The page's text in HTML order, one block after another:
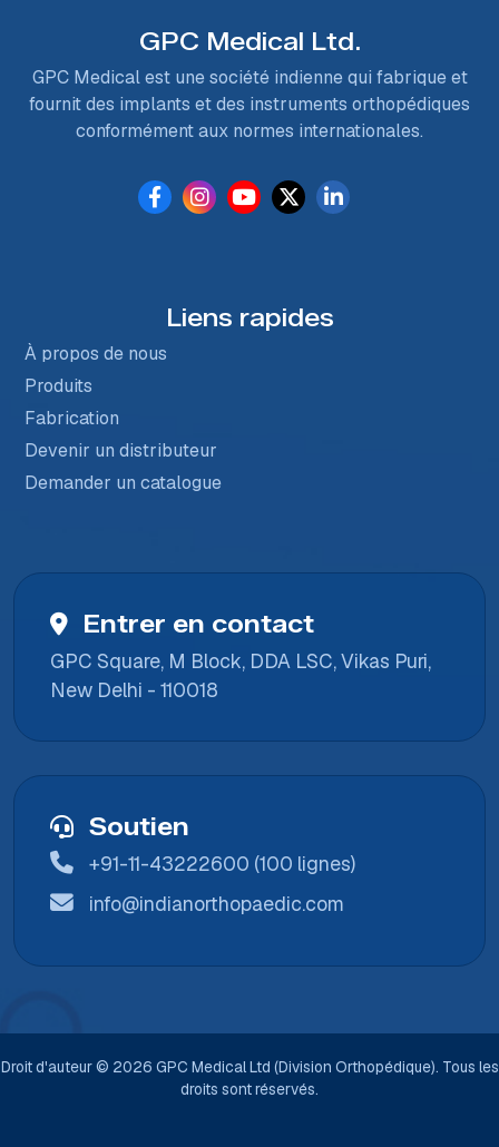
GPC Medical Ltd.
GPC Medical est une société indienne qui fabrique et
fournit des implants et des instruments orthopédiques
conformément aux normes internationales.
Liens rapides
À propos de nous
Produits
Fabrication
Devenir un distributeur
Demander un catalogue
Entrer en contact
GPC Square, M Block, DDA LSC, Vikas Puri,
New Delhi - 110018
Soutien
+91-11-43222600 (100 lignes)
info@indianorthopaedic.com
Droit d'auteur © 2026 GPC Medical Ltd (Division Orthopédique). Tous les
droits sont réservés.